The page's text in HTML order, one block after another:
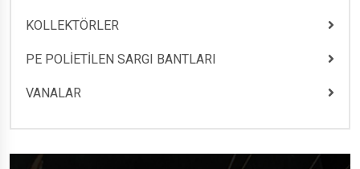
KOLLEKTÖRLER
PE POLİETİLEN SARGI BANTLARI
VANALAR